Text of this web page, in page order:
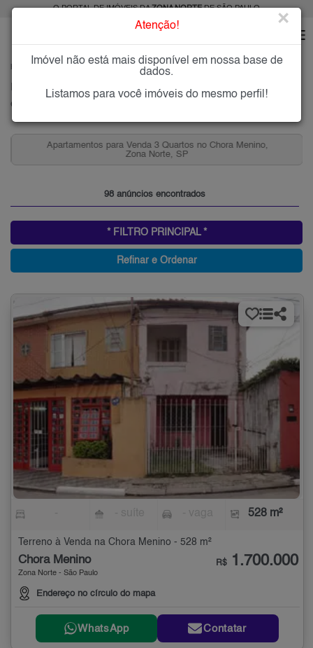
O PORTAL DE IMÓVEIS DAZONA NORTEDE SÃO PAULO
CHORA MENINO
Imóveis à Venda na Chora Menino, Zona Norte de São Paulo
Chora Menino, Zona Norte
Apartamentos para Venda 3 Quartos no Chora Menino,
Zona Norte, SP
98 anúncios encontrados
* FILTRO PRINCIPAL *
Refinar e Ordenar
528 m²
Terreno à Venda na Chora Menino - 528 m²
Chora Menino
Zona Norte - São Paulo
Endereço no círculo do mapa
R$ 1.700.000
WhatsApp Contatar
Atenção! ×
Imóvel não está mais disponível em nossa base de
dados.
Listamos para você imóveis do mesmo perfil!